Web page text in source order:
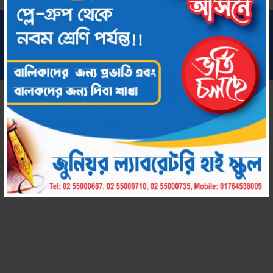
সর্বস্বত্ব সংরক্ষিত © ২০২২ জুনিয়র ল্যাবরেটরি হাই স্কুল
chool by Amar Uddog Limited